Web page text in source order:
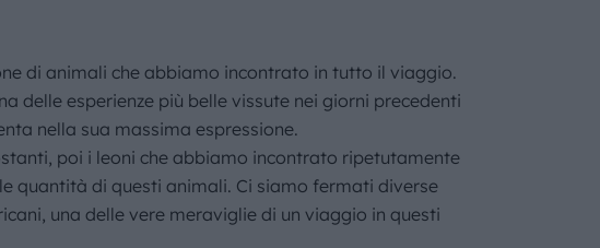
di animali che abbiamo incontrato in tutto il viaggio.
esperienze più belle vissute nei giorni precedenti
nella sua massima espressione.
poi i leoni che abbiamo incontrato ripetutamente
quantità di questi animali. Ci siamo fermati diverse
una delle vere meraviglie di un viaggio in questi